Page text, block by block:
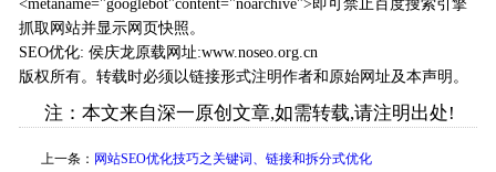
<metaname="googlebot"content="noarchive">即可禁止百度搜索引擎
抓取网站并显示网页快照。
SEO优化: 侯庆龙 原载网址:www.noseo.org.cn
版权所有。转载时必须以链接形式注明作者和原始网址及本声明。
注：本文来自深一原创文章,如需转载,请注明出处!
上一条： 网站SEO优化技巧之关键词、链接和拆分式优化